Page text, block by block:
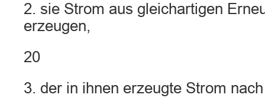
2. sie Strom aus gleichartigen
erzeugen,
20
3. der in ihnen erzeugte Strom